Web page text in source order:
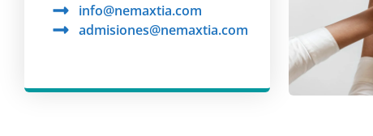
info@nemaxtia.com
admisiones@nemaxtia.com